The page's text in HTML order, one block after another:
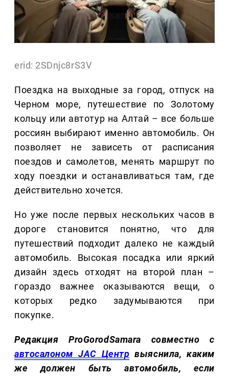
erid: 2SDnjc8rS3V
Поездка на выходные за город, отпуск на
Черном море, путешествие по Золотому
кольцу или автотур на Алтай – все больше
россиян выбирают именно автомобиль. Он
позволяет не зависеть от расписания
поездов и самолетов, менять маршрут по
ходу поездки и останавливаться там, где
действительно хочется.
Но уже после первых нескольких часов в
дороге становится понятно, что для
путешествий подходит далеко не каждый
автомобиль. Высокая посадка или яркий
дизайн здесь отходят на второй план –
гораздо важнее оказываются вещи, о
которых редко задумываются при
покупке.
Редакция ProGorodSamara совместно с
автосалоном JAC Центр выяснила, каким
же должен быть автомобиль, если